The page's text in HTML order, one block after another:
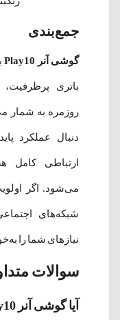
جمع‌بندی
گوشی آنر Play10
باتری پرظرفیت،
روزمره به شمار
دنبال عملکرد
ارتباطی کامل
می‌شود. اگر
نیازهای شما را
سوالات